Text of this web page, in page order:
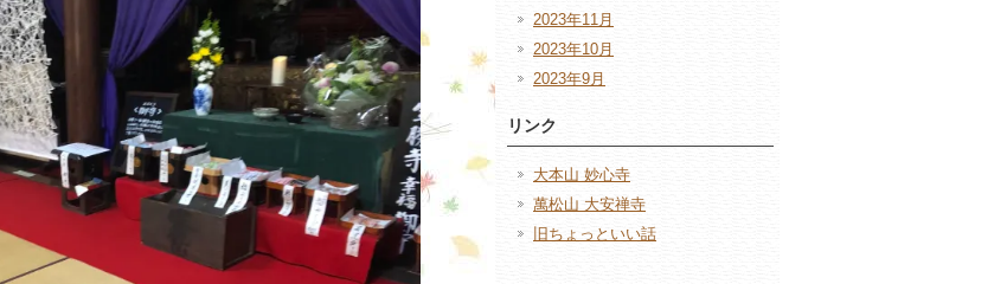
2023年11月
2023年10月
2023年9月
リンク
大本山 妙心寺
萬松山 大安禅寺
旧ちょっといい話